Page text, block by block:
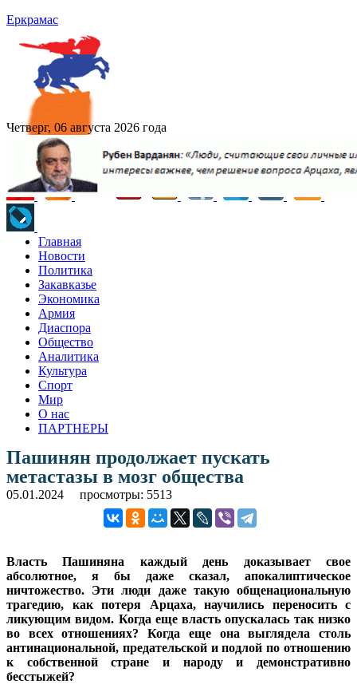
Еркрамас
Четверг, 06 августа 2026 года
Главная
Новости
Политика
Закавказье
Экономика
Армия
Диаспора
Общество
Аналитика
Культура
Спорт
Мир
О нас
ПАРТНЕРЫ
Пашинян продолжает пускать
метастазы в мозг общества
05.01.2024 просмотры: 5513
Власть Пашиняна каждый день доказывает свое
абсолютное, я бы даже сказал, апокалиптическое
ничтожество. Эти люди даже такую общенациональную
трагедию, как потеря Арцаха, научились переносить с
ликующим видом. Когда еще власть опускалась так низко
во всех отношениях? Когда еще она выглядела столь
антинациональной, предательской и подлой по отношению
к собственной стране и народу и демонстративно
бесстыжей?